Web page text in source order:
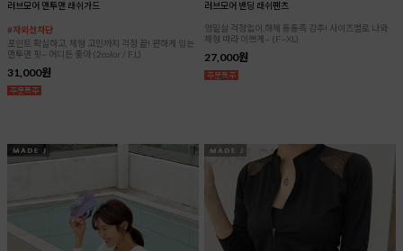
러브모어 맨투맨 래쉬가드
#자외선차단
포인트 확실하고, 체형 고민까지 걱정 끝! 편하게 입는
맨투맨 핏~ 어디든 좋아 (2color / F,L)
31,000원
러브모어 밴딩 래쉬팬츠
엉밑살 걱정없이,하체 통통족 강추! 사이즈별로 나와
체형 따라 이쁘게~ (F~XL)
27,000원